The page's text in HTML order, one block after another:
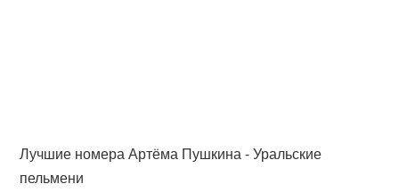
Лучшие номера Артёма Пушкина - Уральские
пельмени